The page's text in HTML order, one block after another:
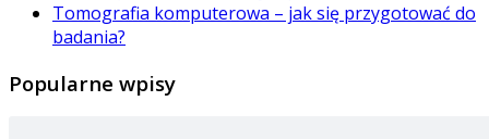
Tomografia komputerowa – jak się przygotować do
badania?
Popularne wpisy